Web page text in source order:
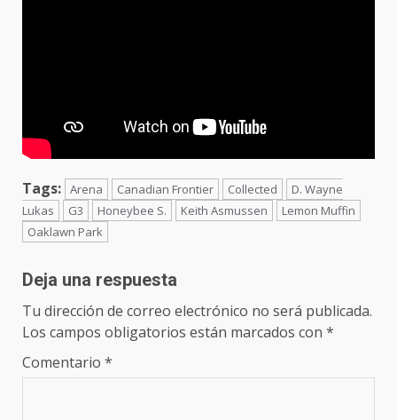
Tags: Arena Canadian Frontier Collected
D. Wayne
Lukas
G3 Honeybee S. Keith Asmussen
Lemon Muffin
Oaklawn Park
Deja una respuesta
Tu dirección de correo electrónico no será publicada.
Los campos obligatorios están marcados con *
Comentario *